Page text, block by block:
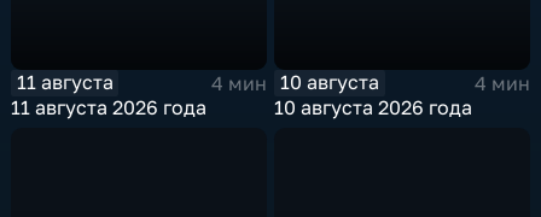
11 августа
4 мин
11 августа 2026 года
10 августа
4 мин
10 августа 2026 года